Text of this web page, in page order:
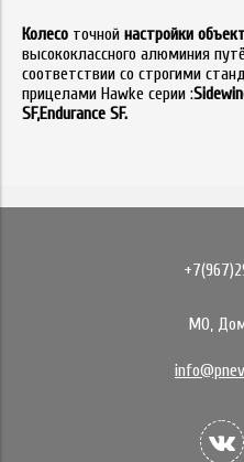
Колесо точной настройки
высококлассного алюминия
соответствии со строгими
прицелами Hawke серии :
SF,Endurance SF.
МО,